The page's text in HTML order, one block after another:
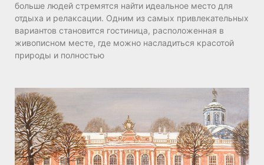
больше людей стремятся найти идеальное место для
отдыха и релаксации. Одним из самых привлекательных
вариантов становится гостиница, расположенная в
живописном месте, где можно насладиться красотой
природы и полностью